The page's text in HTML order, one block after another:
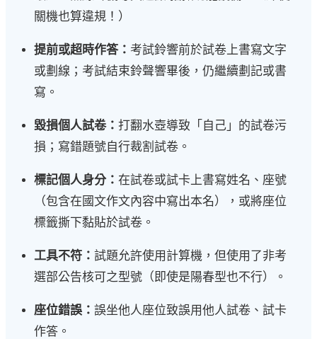
關機也算違規！）
提前或超時作答： 考試鈴響前於試卷上書寫文字
或劃線；考試結束鈴聲響畢後，仍繼續劃記或書
寫。
毀損個人試卷： 打翻水壺導致「自己」的試卷污
損；寫錯題號自行裁割試卷。
標記個人身分： 在試卷或試卡上書寫姓名、座號
（包含在國文作文內容中寫出本名），或將座位
標籤撕下黏貼於試卷。
工具不符： 試題允許使用計算機，但使用了非考
選部公告核可之型號（即使是陽春型也不行）。
座位錯誤： 誤坐他人座位致誤用他人試卷、試卡
作答。